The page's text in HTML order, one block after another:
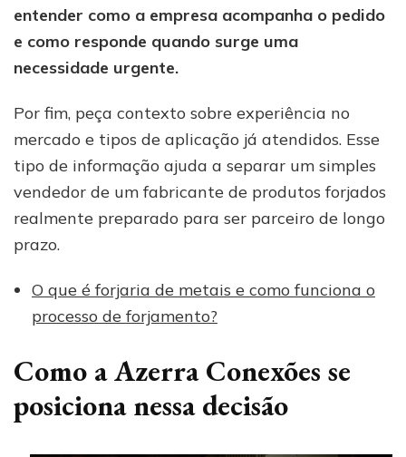
entender como a empresa acompanha o pedido
e como responde quando surge uma
necessidade urgente.
Por fim, peça contexto sobre experiência no
mercado e tipos de aplicação já atendidos. Esse
tipo de informação ajuda a separar um simples
vendedor de um fabricante de produtos forjados
realmente preparado para ser parceiro de longo
prazo.
O que é forjaria de metais e como funciona o
processo de forjamento?
Como a Azerra Conexões se
posiciona nessa decisão